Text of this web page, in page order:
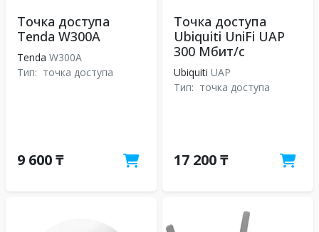
Точка доступа
Tenda W300A
Tenda W300A
Тип: точка доступа
9 600 ₸
Точка доступа
Ubiquiti UniFi UAP
300 Мбит/с
Ubiquiti UAP
Тип: точка доступа
17 200 ₸